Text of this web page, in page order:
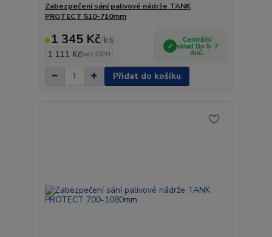
Zabezpečení sání palivové nádrže TANK
PROTECT 510-710mm
1 345 Kč/ks
1 111 Kčbez DPH
Centrální
sklad Do 5- 7
dnů.
Přidat do košíku